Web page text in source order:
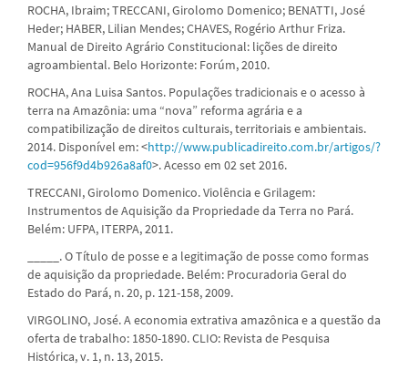
ROCHA, Ibraim; TRECCANI, Girolomo Domenico; BENATTI, José
Heder; HABER, Lilian Mendes; CHAVES, Rogério Arthur Friza.
Manual de Direito Agrário Constitucional: lições de direito
agroambiental. Belo Horizonte: Forúm, 2010.
ROCHA, Ana Luisa Santos. Populações tradicionais e o acesso à
terra na Amazônia: uma “nova” reforma agrária e a
compatibilização de direitos culturais, territoriais e ambientais.
2014. Disponível em: <http://www.publicadireito.com.br/artigos/?
cod=956f9d4b926a8af0>. Acesso em 02 set 2016.
TRECCANI, Girolomo Domenico. Violência e Grilagem:
Instrumentos de Aquisição da Propriedade da Terra no Pará.
Belém: UFPA, ITERPA, 2011.
_____. O Título de posse e a legitimação de posse como formas
de aquisição da propriedade. Belém: Procuradoria Geral do
Estado do Pará, n. 20, p. 121-158, 2009.
VIRGOLINO, José. A economia extrativa amazônica e a questão da
oferta de trabalho: 1850-1890. CLIO: Revista de Pesquisa
Histórica, v. 1, n. 13, 2015.